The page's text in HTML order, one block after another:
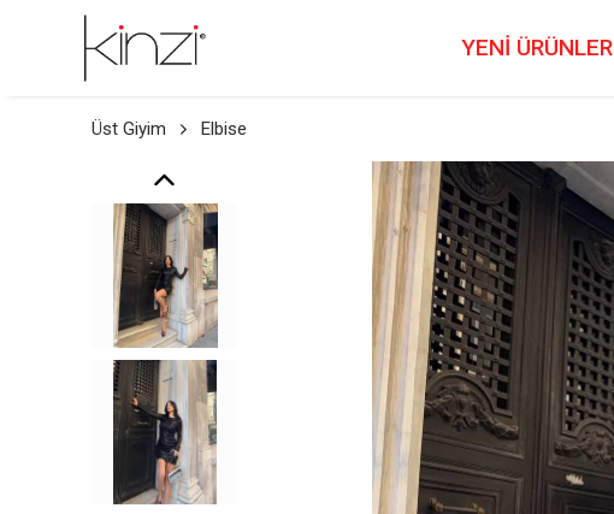
YENİ ÜRÜNLER
Üst Giyim Elbise